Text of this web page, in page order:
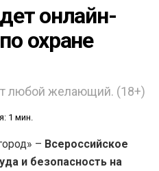
онлайн-
охране
любой желающий. (18+)
1 мин.
– Всероссийское
и безопасность на